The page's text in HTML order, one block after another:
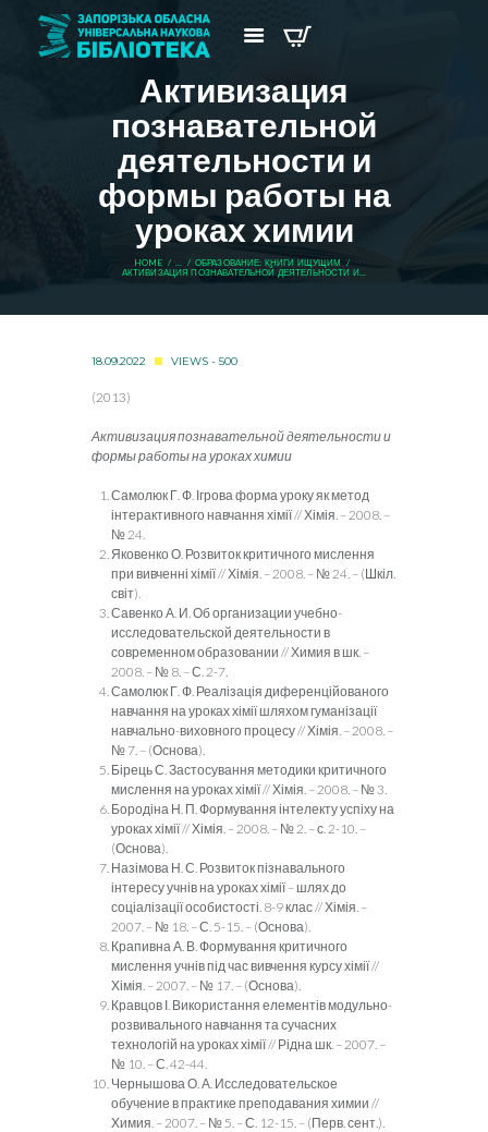
Активизация
познавательной
деятельности и
формы работы на
уроках химии
HOME ...
ОБРАЗОВАНИЕ: КНИГИ ИЩУЩИМ
АКТИВИЗАЦИЯ ПОЗНАВАТЕЛЬНОЙ ДЕЯТЕЛЬНОСТИ И...
18.09.2022 VIEWS - 500
(2013)
Активизация познавательной деятельности и
формы работы на уроках химии
Самолюк Г. Ф. Ігрова форма уроку як метод
інтерактивного навчання хімії // Хімія. – 2008. –
№ 24.
Яковенко О. Розвиток критичного мислення
при вивченні хімії // Хімія. – 2008. – № 24. – (Шкіл.
світ).
Савенко А. И. Об организации учебно-
исследовательской деятельности в
современном образовании // Химия в шк. –
2008. – № 8. – С. 2-7.
Самолюк Г. Ф. Реалізація диференційованого
навчання на уроках хімії шляхом гуманізації
навчально-виховного процесу // Хімія. – 2008. –
№ 7. – (Основа).
Бірець С. Застосування методики критичного
мислення на уроках хімії // Хімія. – 2008. – № 3.
Бородіна Н. П. Формування інтелекту успіху на
уроках хімії // Хімія. – 2008. – № 2. – с. 2-10. –
(Основа).
Назімова Н. С. Розвиток пізнавального
інтересу учнів на уроках хімії – шлях до
соціалізації особистості. 8-9 клас // Хімія. –
2007. – № 18. – С. 5-15. – (Основа).
Крапивна А. В. Формування критичного
мислення учнів під час вивчення курсу хімії //
Хімія. – 2007. – № 17. – (Основа).
Кравцов І. Використання елементів модульно-
розвивального навчання та сучасних
технологій на уроках хімії // Рідна шк. – 2007. –
№ 10. – С. 42-44.
Чернышова О. А. Исследовательское
обучение в практике преподавания химии //
Химия. – 2007. – № 5. – С. 12-15. – (Перв. сент.).